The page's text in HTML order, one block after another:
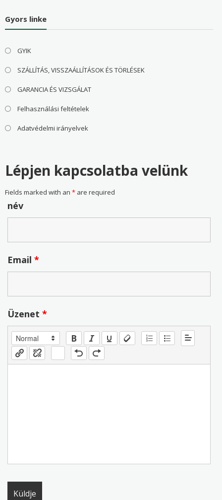
Gyors linke
GYIK
SZÁLLÍTÁS, VISSZAÁLLÍTÁSOK ÉS TÖRLÉSEK
GARANCIA ÉS VIZSGÁLAT
Felhasználási feltételek
Adatvédelmi irányelvek
Lépjen kapcsolatba velünk
Fields marked with an *are required
név
Email *
Üzenet *